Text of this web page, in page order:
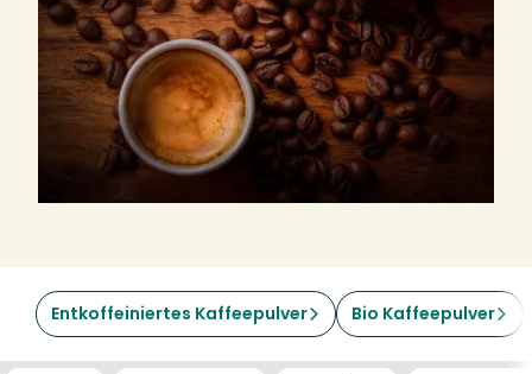
Entkoffeiniertes Kaffeepulver Bio Kaffeepulver